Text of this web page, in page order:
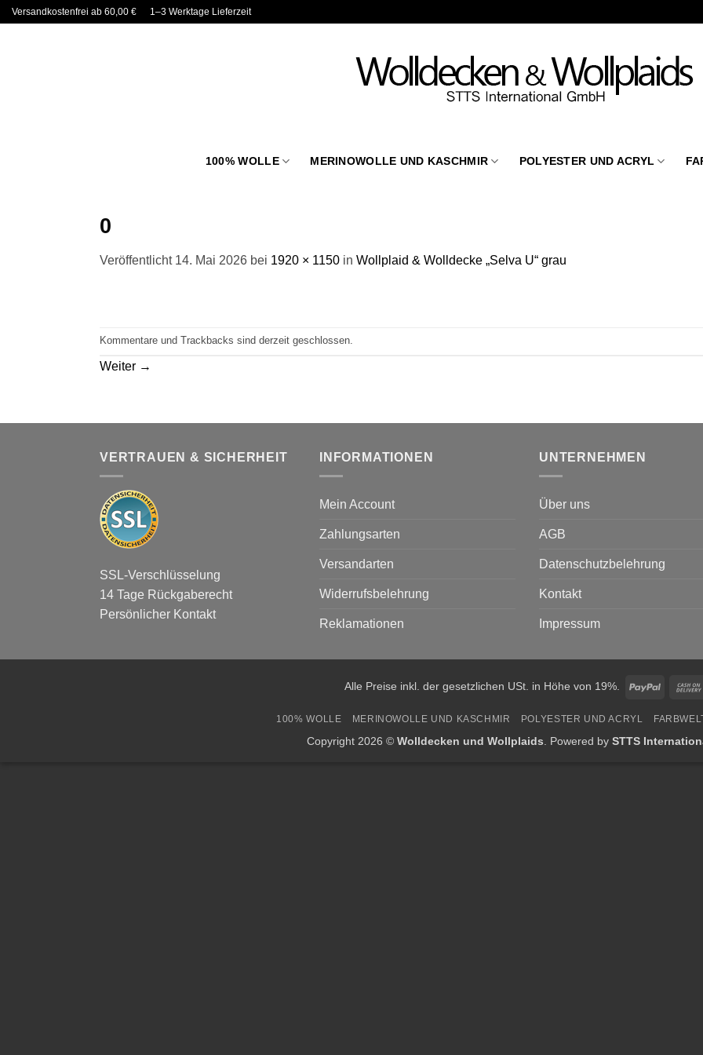
ZumVersandkostenfrei ab 60,00 € 1–3 Werktage Lieferzeit
100% WOLLE MERINOWOLLE UND KASCHMIR POLYESTER UND ACRYL
0
Veröffentlicht 14. Mai 2026 bei 1920 × 1150 in Wollplaid & Wolldecke „Selva U“ grau
Kommentare und Trackbacks sind derzeit geschlossen.
Weiter →
VERTRAUEN & SICHERHEIT
SSL-Verschlüsselung
14 Tage Rückgaberecht
Persönlicher Kontakt
INFORMATIONEN
Mein Account
Zahlungsarten
Versandarten
Widerrufsbelehrung
Reklamationen
UNTERNEHMEN
Über uns
AGB
Datenschutzbelehrung
Kontakt
Impressum
Alle Preise inkl. der gesetzlichen USt. in Höhe von 19%. PayPal
100% WOLLE MERINOWOLLE UND KASCHMIR POLYESTER UND ACRYL
Copyright 2026 © Wolldecken und Wollplaids . Powered by STTS